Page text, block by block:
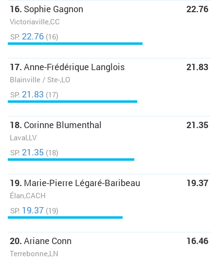
16. Sophie Gagnon
Victoriaville,CC
22.76
SP: 22.76 (16)
17. Anne-Frédérique Langlois
Blainville / Ste-,LO
21.83
SP: 21.83 (17)
18. Corinne Blumenthal
Laval,LV
21.35
SP: 21.35 (18)
19. Marie-Pierre Légaré-Baribeau
Élan,CACH
19.37
SP: 19.37 (19)
20. Ariane Conn
Terrebonne,LN
16.46